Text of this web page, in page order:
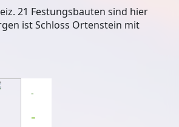
21 Festungsbauten sind hier
ist Schloss Ortenstein mit
-
-